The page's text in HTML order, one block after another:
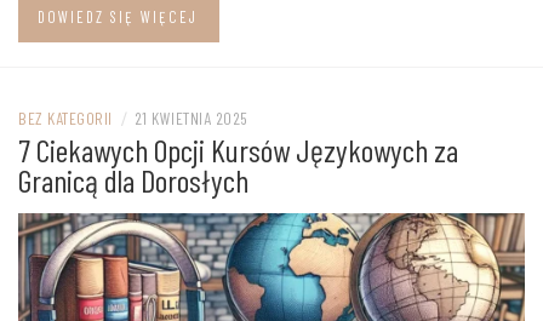
DOWIEDZ SIĘ WIĘCEJ
BEZ KATEGORII / 21 KWIETNIA 2025
7 Ciekawych Opcji Kursów Językowych za
Granicą dla Dorosłych